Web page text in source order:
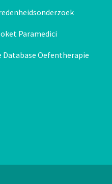
Paramedici
Database Oefentherapie